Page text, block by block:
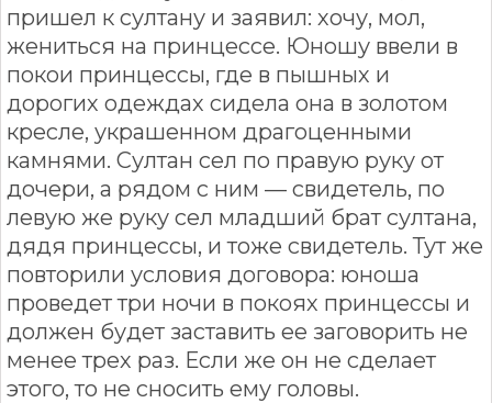
пришел к султану и заявил: хочу, мол,
жениться на принцессе. Юношу ввели в
покои принцессы, где в пышных и
дорогих одеждах сидела она в золотом
кресле, украшенном драгоценными
камнями. Султан сел по правую руку от
дочери, а рядом с ним — свидетель, по
левую же руку сел младший брат султана,
дядя принцессы, и тоже свидетель. Тут же
повторили условия договора: юноша
проведет три ночи в покоях принцессы и
должен будет заставить ее заговорить не
менее трех раз. Если же он не сделает
этого, то не сносить ему головы.